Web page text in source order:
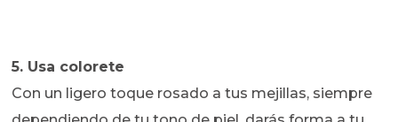
5. Usa colorete
Con un ligero toque rosado a tus mejillas, siempre